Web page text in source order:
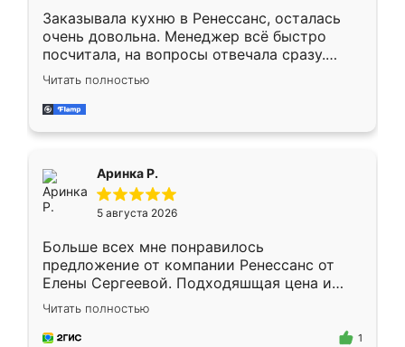
Заказывала кухню в Ренессанс, осталась
очень довольна. Менеджер всё быстро
посчитала, на вопросы отвечала сразу.
Замерщик приехал в субботу, подошёл к
делу со всей ответственностью. Собрали
за день, ребята работали аккуратно, даже
Читать полностью
Аринка Р.
5 августа 2026
Больше всех мне понравилось
предложение от компании Ренессанс от
Елены Сергеевой. Подходяшщая цена и
короткие сроки изготовления. Приехавший
для замера сотрудник Владислав
предложил по моему эскизу самый
Читать полностью
1